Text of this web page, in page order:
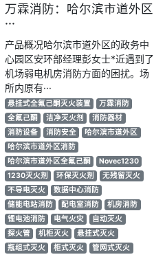
万霖消防：哈尔滨市道外区
···
产品概况哈尔滨市道外区的政务中
心园区安环部经理彭女士*近遇到了
机场弱电机房消防方面的困扰。场
所内原有···
悬挂式全氟己酮灭火装置
万霖消防
全氟己酮
洁净灭火剂
消防器材
消防设备
消防安全
哈尔滨市道外区
哈尔滨市道外区消防
哈尔滨市道外区全氟己酮
Novec1230
1230灭火剂
环保灭火剂
无残留灭火
不导电灭火
数据中心消防
储能电站消防
配电室消防
机房消防
锂电池消防
电气火灾
自动灭火
探火管
机柜灭火
悬挂式灭火
瓶组式灭火
柜式灭火
管网式灭火